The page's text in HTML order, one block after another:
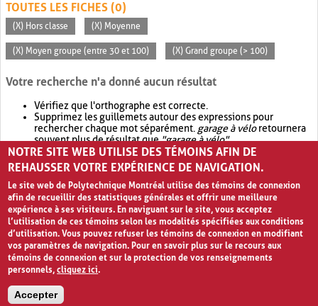
TOUTES LES FICHES (0)
(X) Hors classe (X) Moyenne
(X) Moyen groupe (entre 30 et 100) (X) Grand groupe (> 100)
Votre recherche n'a donné aucun résultat
Vérifiez que l'orthographe est correcte.
Supprimez les guillemets autour des expressions pour
rechercher chaque mot séparément. garage à véloretournera
souvent plus de résultat que"garage à vélo".
Envisagez d'élargir votre recherche avec OR.garage OR vélo
retournera souvent plus de résultat quegarage à vélo
NOTRE SITE WEB UTILISE DES TÉMOINS AFIN DE
REHAUSSER VOTRE EXPÉRIENCE DE NAVIGATION.
Le site web de Polytechnique Montréal utilise des témoins de connexion
afin de recueillir des statistiques générales et offrir une meilleure
expérience à ses visiteurs. En naviguant sur le site, vous acceptez
l’utilisation de ces témoins selon les modalités spécifiées aux conditions
d’utilisation. Vous pouvez refuser les témoins de connexion en modifiant
vos paramètres de navigation. Pour en savoir plus sur le recours aux
témoins de connexion et sur la protection de vos renseignements
personnels,cliquez ici.
Accepter